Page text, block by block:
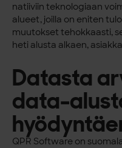
natiiviin teknologiaan
alueet, joilla on eniten
muutokset tehokkaasti,
heti alusta alkaen,
Datasta
data-
QPR Software on